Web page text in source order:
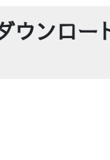
ウンロー